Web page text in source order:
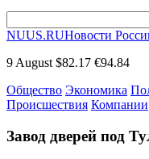
NUUS.RUНовости
9 August $82.17 €94.84
Общество Экономика
Происшествия Компании
Завод дверей под